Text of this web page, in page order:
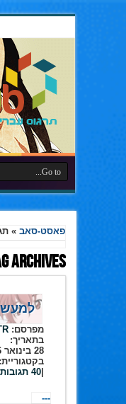
פאסט-סאב »
Archives:
מפרסם:
בתאריך:
28 בינואר 2016
|40 תגובות
---